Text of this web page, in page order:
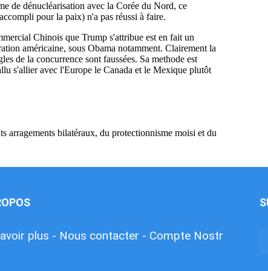
plus - Nous contacter - Compte Nostr